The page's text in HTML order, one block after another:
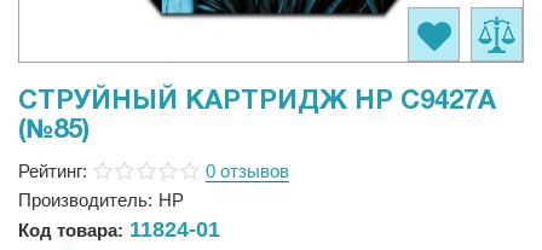
СТРУЙНЫЙ КАРТРИДЖ HP C9427A
(№85)
Рейтинг:
0 отзывов
Производитель: HP
Код товара: 11824-01